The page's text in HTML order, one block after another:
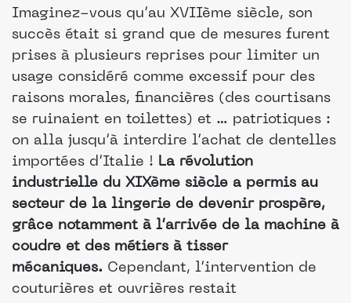
Imaginez-vous qu’au XVIIème siècle, son
succès était si grand que de mesures furent
prises à plusieurs reprises pour limiter un
usage considéré comme excessif pour des
raisons morales, financières (des courtisans
se ruinaient en toilettes) et … patriotiques :
on alla jusqu’à interdire l’achat de dentelles
importées d’Italie ! La révolution
industrielle du XIXème siècle a permis au
secteur de la lingerie de devenir prospère,
grâce notamment à l’arrivée de la machine à
coudre et des métiers à tisser
mécaniques. Cependant, l’intervention de
couturières et ouvrières restait